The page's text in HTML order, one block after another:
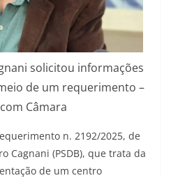
solicitou informações
de um requerimento –
Câmara
n. 2192/2025, de
Cagnani (PSDB), que trata da
de um centro